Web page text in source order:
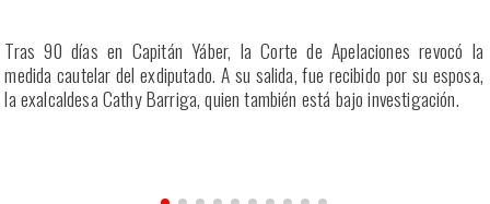
Tras 90 días en Capitán Yáber, la Corte de Apelaciones revocó la
medida cautelar del exdiputado. A su salida, fue recibido por su esposa,
la exalcaldesa Cathy Barriga, quien también está bajo investigación.